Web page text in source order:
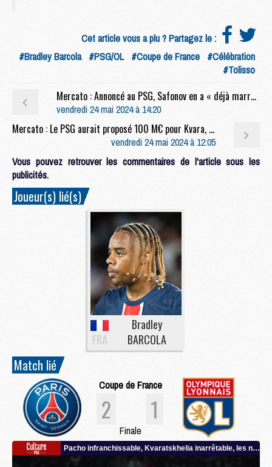
Cet article vous a plu ? Partagez le :
#Bradley Barcola #PSG/OL #Coupe de France #Célébration
#Tolisso
Mercato : Annoncé au PSG, Safonov en a « déjà marre des croissants »
vendredi 24 mai 2024 à 14:20
Mercato : Le PSG aurait proposé 100 M€ pour Kvara, dénouement avant l'Euro ?
vendredi 24 mai 2024 à 12:05
Vous pouvez retrouver les commentaires de l'article sous les
publicités.
Joueur(s) lié(s)
FRA
Bradley
BARCOLA
Match lié
Coupe de France
2 1
Finale